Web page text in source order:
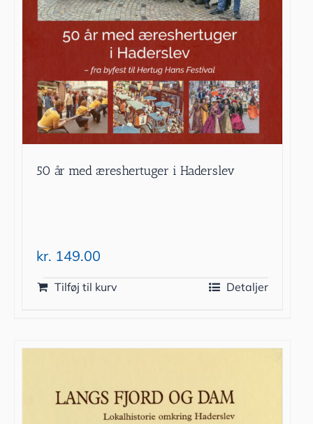
50 år med æreshertuger i Haderslev
kr. 149.00
Tilføj til kurv Detaljer